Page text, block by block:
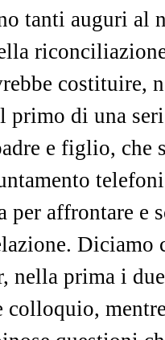
tanti auguri al
costituire,
primo di una
e figlio, che
per affrontare e
Diciamo
nella prima i
colloquio,